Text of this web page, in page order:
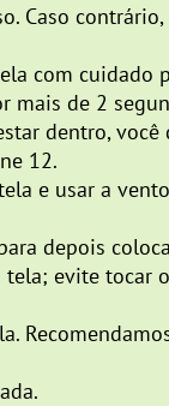
Caso
com cuidado
mais de 2
dentro,
12.
e usar a
depois
evite tocar